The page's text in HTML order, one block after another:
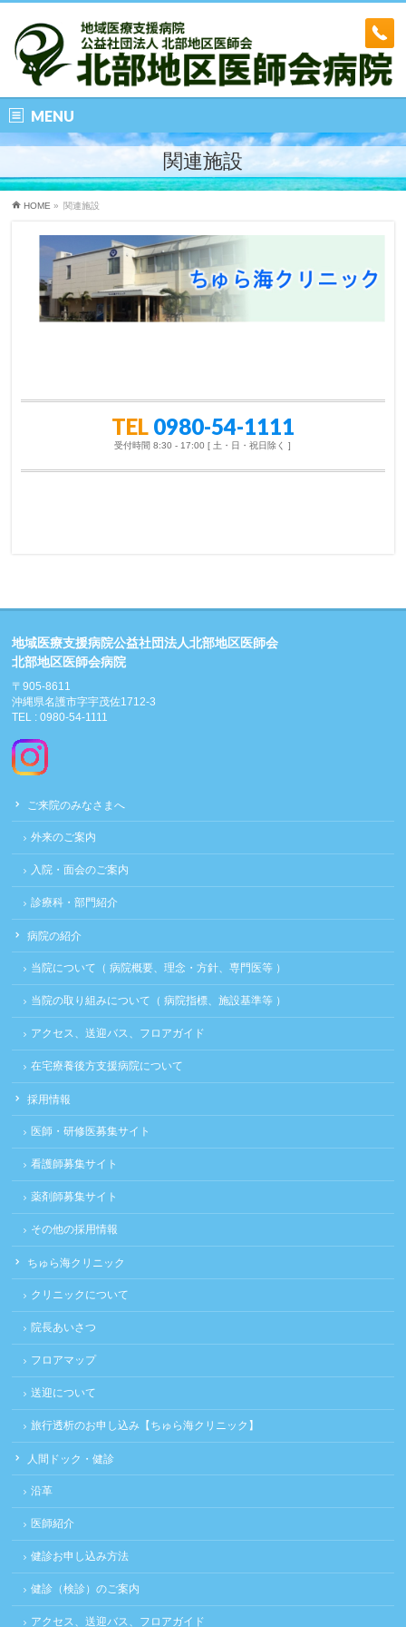
MENU
関連施設
HOME » 関連施設
TEL 0980-54-1111
受付時間 8:30 - 17:00 [ 土・日・祝日除く ]
地域医療支援病院公益社団法人北部地区医師会
北部地区医師会病院
〒905-8611
沖縄県名護市字宇茂佐1712-3
TEL : 0980-54-1111
ご来院のみなさまへ
外来のご案内
入院・面会のご案内
診療科・部門紹介
病院の紹介
当院について（ 病院概要、理念・方針、専門医等 ）
当院の取り組みについて（ 病院指標、施設基準等 ）
アクセス、送迎バス、フロアガイド
在宅療養後方支援病院について
採用情報
医師・研修医募集サイト
看護師募集サイト
薬剤師募集サイト
その他の採用情報
ちゅら海クリニック
クリニックについて
院長あいさつ
フロアマップ
送迎について
旅行透析のお申し込み【ちゅら海クリニック】
人間ドック・健診
沿革
医師紹介
健診お申し込み方法
健診（検診）のご案内
アクセス、送迎バス、フロアガイド